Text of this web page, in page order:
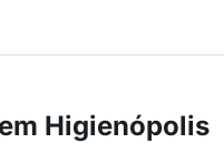
Higienópolis